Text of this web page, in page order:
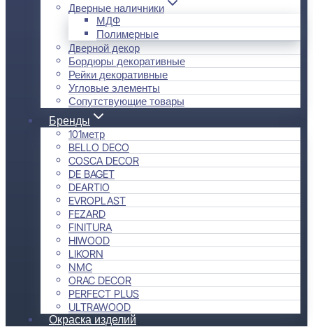
Дверные наличники
МДФ
Полимерные
Дверной декор
Бордюры декоративные
Рейки декоративные
Угловые элементы
Сопутствующие товары
Бренды
101метр
BELLO DECO
COSCA DECOR
DE BAGET
DEARTIO
EVROPLAST
FEZARD
FINITURA
HIWOOD
LIKORN
NMC
ORAC DECOR
PERFECT PLUS
ULTRAWOOD
Окраска изделий